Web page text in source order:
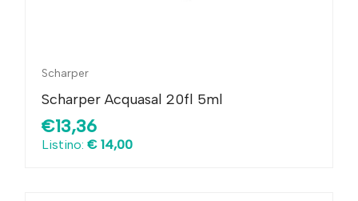
Scharper
Scharper Acquasal 20fl 5ml
€13,36
Listino: € 14,00